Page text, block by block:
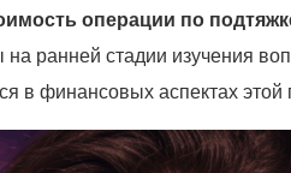
операции по
ранней стадии изучения
в финансовых аспектах